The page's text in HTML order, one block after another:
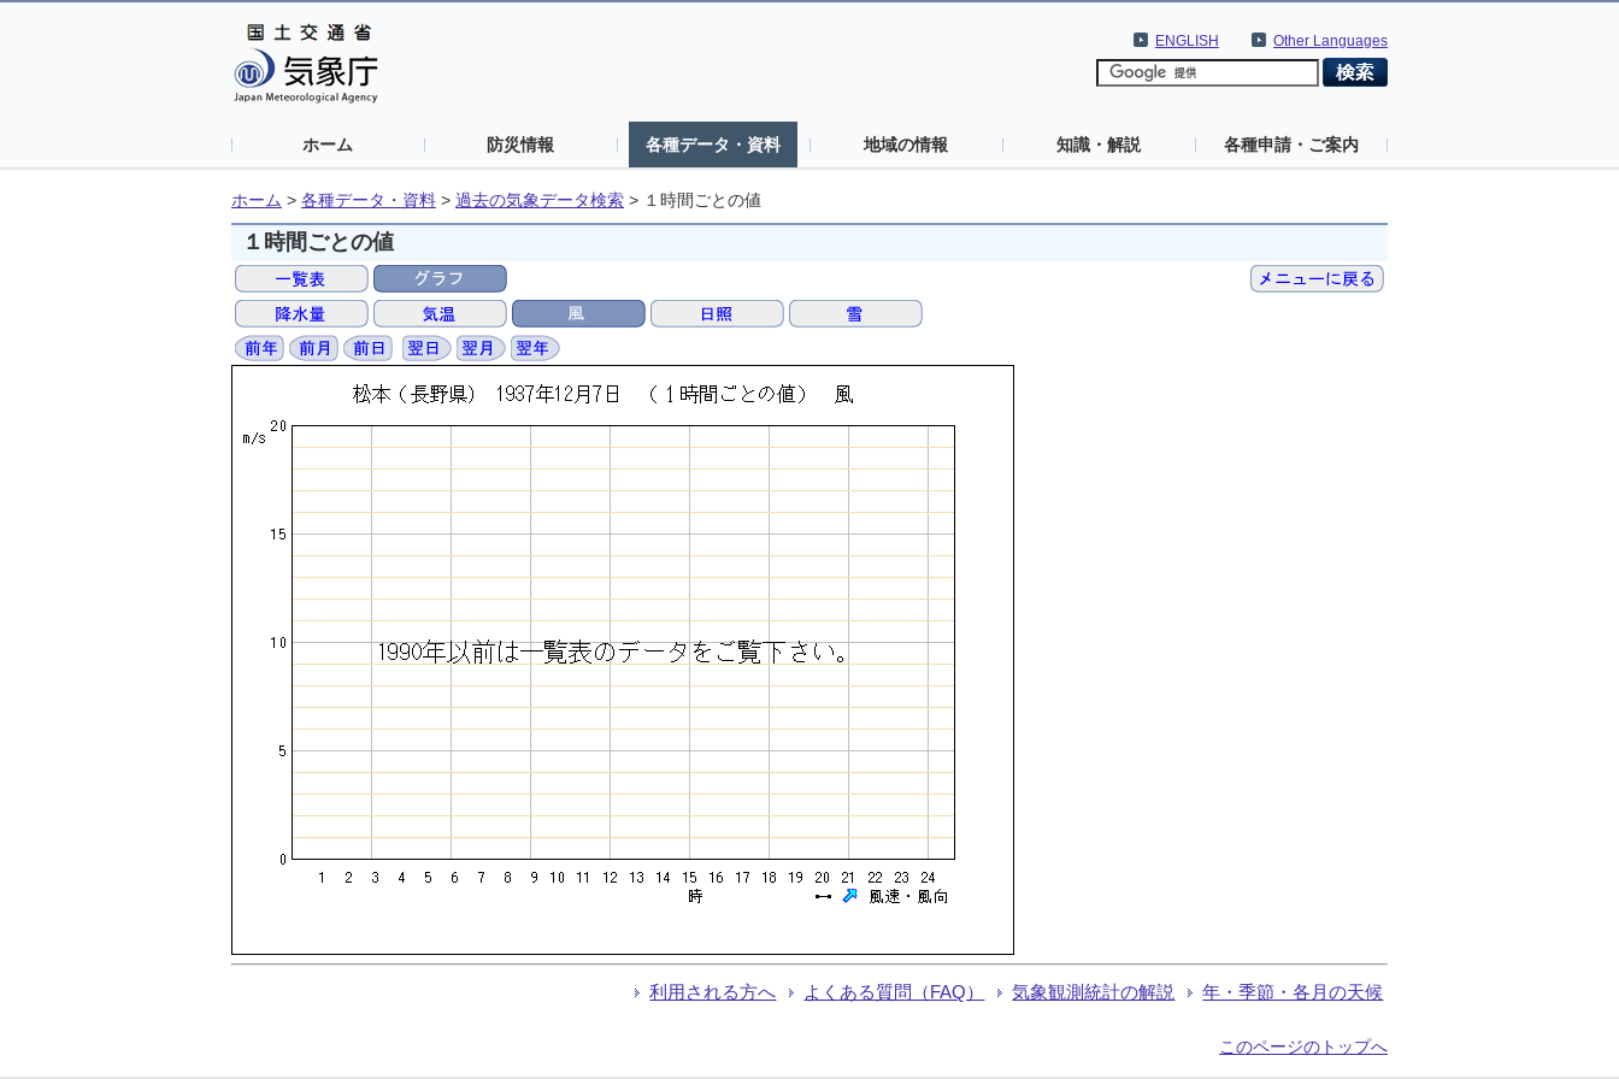
Other Languages
ENGLISH
ホーム 防災情報 各種データ・資料 地域の情報 知識・解説 各種申請・ご案内
ホーム > 各種データ・資料 > 過去の気象データ検索 > １時間ごとの値
１時間ごとの値
利用される方へ よくある質問（FAQ） 気象観測統計の解説 年・季節・各月の天候
このページのトップへ